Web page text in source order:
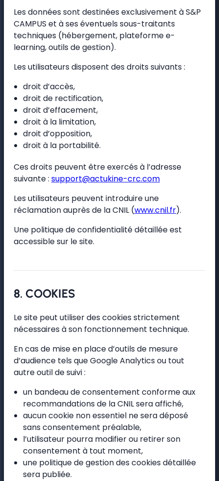
Les données sont destinées exclusivement à S&P
CAMPUS et à ses éventuels sous-traitants
techniques (hébergement, plateforme e-
learning, outils de gestion).
Les utilisateurs disposent des droits suivants :
droit d’accès,
droit de rectification,
droit d’effacement,
droit à la limitation,
droit d’opposition,
droit à la portabilité.
Ces droits peuvent être exercés à l’adresse
suivante : support@actukine-crc.com
Les utilisateurs peuvent introduire une
réclamation auprès de la CNIL (www.cnil.fr).
Une politique de confidentialité détaillée est
accessible sur le site.
8. COOKIES
Le site peut utiliser des cookies strictement
nécessaires à son fonctionnement technique.
En cas de mise en place d’outils de mesure
d’audience tels que Google Analytics ou tout
autre outil de suivi :
un bandeau de consentement conforme aux
recommandations de la CNIL sera affiché,
aucun cookie non essentiel ne sera déposé
sans consentement préalable,
l’utilisateur pourra modifier ou retirer son
consentement à tout moment,
une politique de gestion des cookies détaillée
sera publiée.